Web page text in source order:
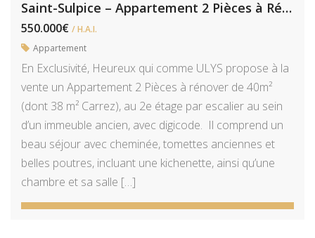
Saint-Sulpice – Appartement 2 Pièces à Rénover
550.000€ / H.A.I.
Appartement
En Exclusivité, Heureux qui comme ULYS propose à la
vente un Appartement 2 Pièces à rénover de 40m²
(dont 38 m² Carrez), au 2e étage par escalier au sein
d’un immeuble ancien, avec digicode. Il comprend un
beau séjour avec cheminée, tomettes anciennes et
belles poutres, incluant une kichenette, ainsi qu’une
chambre et sa salle […]